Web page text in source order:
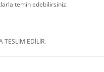
temin edebilirsiniz.
TESLİM EDİLİR.